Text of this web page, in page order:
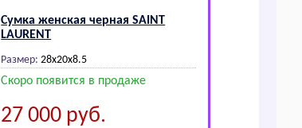
Сумка женская черная SАINТ
LАURЕNТ
Размер: 28x20х8.5
Скоро появится в продаже
27 000 руб.